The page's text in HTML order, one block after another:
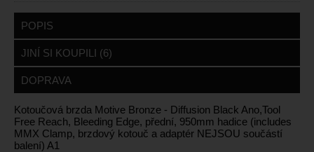
POPIS
JINÍ SI KOUPILI (6)
DOPRAVA
Kotoučová brzda Motive Bronze - Diffusion Black Ano,Tool
Free Reach, Bleeding Edge, přední, 950mm hadice (includes
MMX Clamp, brzdový kotouč a adaptér NEJSOU součástí
balení) A1